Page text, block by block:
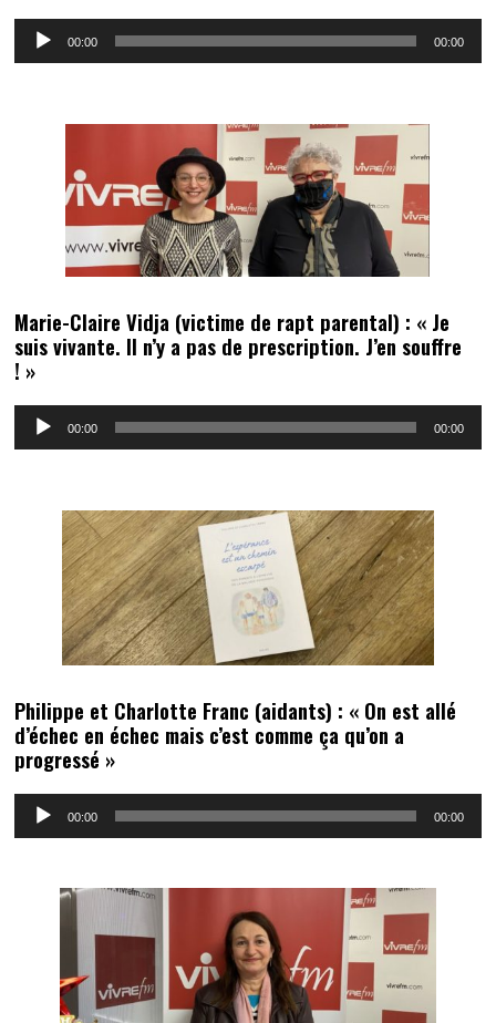
Lecteur
00:00 00:00
Marie-Claire Vidja (victime de rapt parental) : « Je
suis vivante. Il n’y a pas de prescription. J’en souffre
! »
Lecteur
00:00 00:00
Philippe et Charlotte Franc (aidants) : « On est allé
d’échec en échec mais c’est comme ça qu’on a
progressé »
Lecteur
00:00 00:00